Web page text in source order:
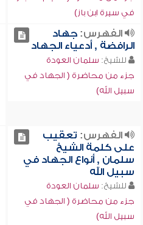
في سيرة ابن باز)
الفهرس:جهاد
الرافضة , أدعياء الجهاد
للشيخ: سلمان العودة
جزء من محاضرة ( الجهاد في
سبيل الله)
الفهرس: تعقيب
على كلمة الشيخ
سلمان , أنواع الجهاد في
سبيل الله
للشيخ: سلمان العودة
جزء من محاضرة ( الجهاد في
سبيل الله)